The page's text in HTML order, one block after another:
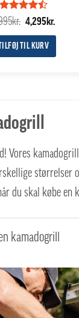
ud af
kr. Den
pris
var:
4,295kr.
er:
TIL KURV
størrelser
du skal købe en
kamadogrill